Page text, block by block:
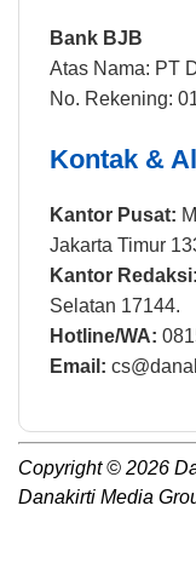
Bank BJB
Atas Nama: PT
No. Rekening:
Kontak &
Kantor Pusat:
Jakarta Timur
Kantor Redaksi:
Selatan 17144.
Hotline/WA:
Email:
Copyright © 2026
Danakirti Media